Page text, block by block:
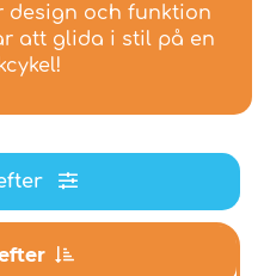
design och funktion
att glida i stil på en